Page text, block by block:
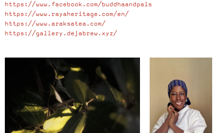
https://www.facebook.com/buddhaandpals
https://www.rayaheritage.com/en/
https://www.araksatea.com/
https://gallery.dejabrew.xyz/